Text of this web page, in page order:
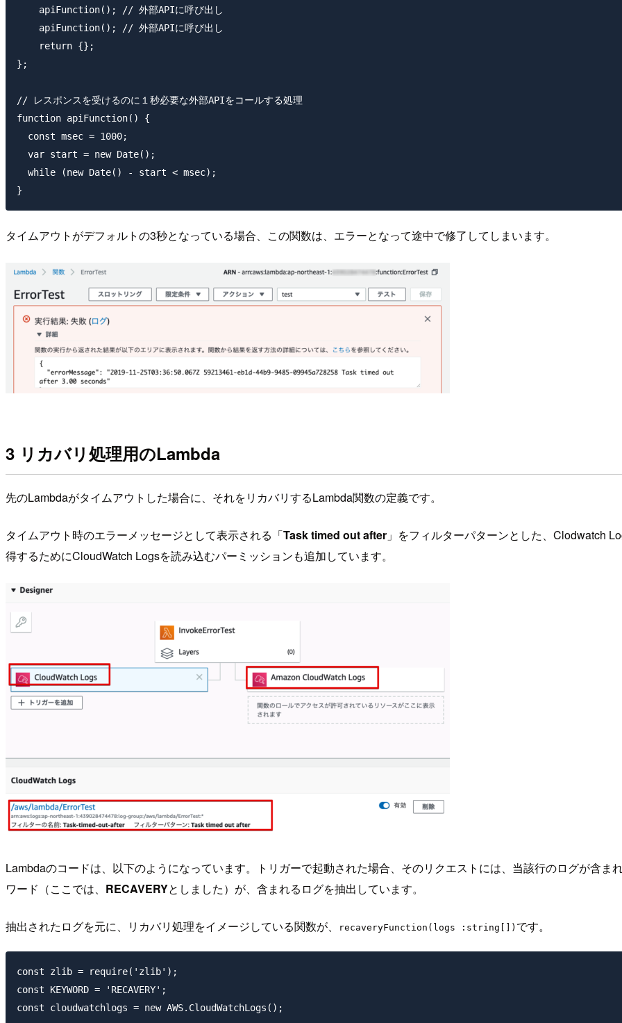
    apiFunction(); // 外部APIに呼び出し
    apiFunction(); // 外部APIに呼び出し
    return {};
};
// レスポンスを受けるのに１秒必要な外部APIをコールする処理
function apiFunction() {
  const msec = 1000;
  var start = new Date();
  while (new Date() - start < msec);
タイムアウトがデフォルトの3秒となっている場合、この関数は、エラーとなって途中で修了してしまいます。
3 リカバリ処理用のLambda
先のLambdaがタイムアウトした場合に、それをリカバリするLambda関数の定義です。
タイムアウト時のエラーメッセージとして表示される「Task timed out after 」をフィルターパターンとした、Clodwatch
得するためにCloudWatch Logsを読み込むパーミッションも追加しています。
Lambdaのコードは、以下のようになっています。トリガーで起動された場合、そのリクエストには、当該行のログが含
ワード（ここでは、 RECAVERYとしました）が、含まれるログを抽出しています。
抽出されたログを元に、リカバリ処理をイメージしている関数が、 recaveryFunction(logs :string[]) です。
const zlib = require('zlib');
const KEYWORD = 'RECAVERY';
const cloudwatchlogs = new AWS.CloudWatchLogs();